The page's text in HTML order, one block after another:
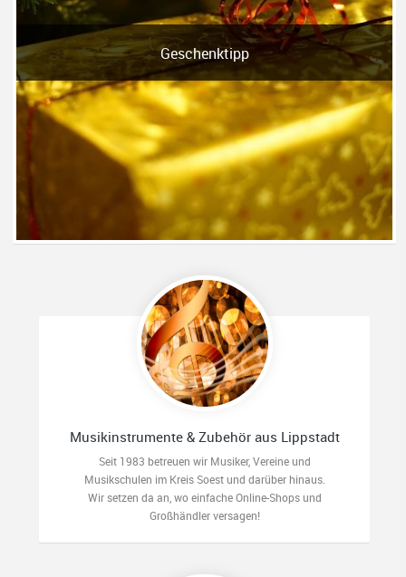
Geschenktipp
Musikinstrumente & Zubehör aus Lippstadt
Seit 1983 betreuen wir Musiker, Vereine und
Musikschulen im Kreis Soest und darüber hinaus.
Wir setzen da an, wo einfache Online-Shops und
Großhändler versagen!